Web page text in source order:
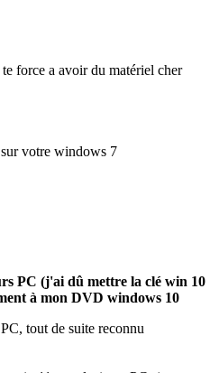
force a avoir du matériel cher
sur votre windows 7
PC (j'ai dû mettre la clé win 10
à mon DVD windows 10
tout de suite reconnu